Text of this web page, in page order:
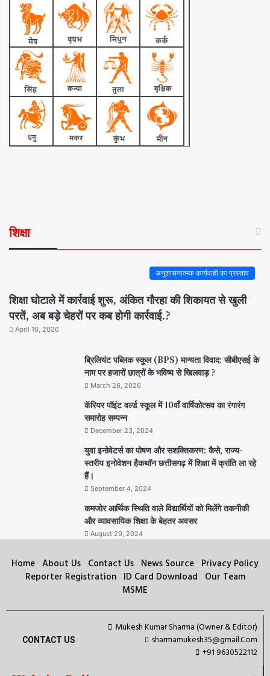
शिक्षा
अनुशासनात्मक कार्यवाही का प्रस्ताव
शिक्षा घोटाले में कार्रवाई शुरू, अंकित गौरहा की शिकायत से खुली
परतें, अब बड़े चेहरों पर कब होगी कार्रवाई.?
April 16, 2026
ब्रिलियंट पब्लिक स्कूल (BPS) मान्यता विवाद: सीबीएसई के
नाम पर हजारों छात्रों के भविष्य से खिलवाड़ ?
March 26, 2026
कॅरियर पॉइंट वर्ल्ड स्कूल में 10वाँ वार्षिकोत्सव का रंगारंग
समारोह सम्पन्न
December 23, 2024
युवा इनोवेटर्स का पोषण और सशक्तिकरण: कैसे, राज्य-
स्तरीय इनोवेशन हैकथॉन छत्तीसगढ़ में शिक्षा में क्रांति ला रहे
हैं।
September 4, 2024
कमजोर आर्थिक स्थिति वाले विद्यार्थियों को मिलेंगे तकनीकी
और व्यावसायिक शिक्षा के बेहतर अवसर
August 29, 2024
Home About Us Contact Us News Source Privacy Policy
Reporter Registration ID Card Download Our Team
MSME
CONTACT US
Mukesh Kumar Sharma (Owner & Editor)
sharmamukesh35@gmail.Com
+91 9630522112